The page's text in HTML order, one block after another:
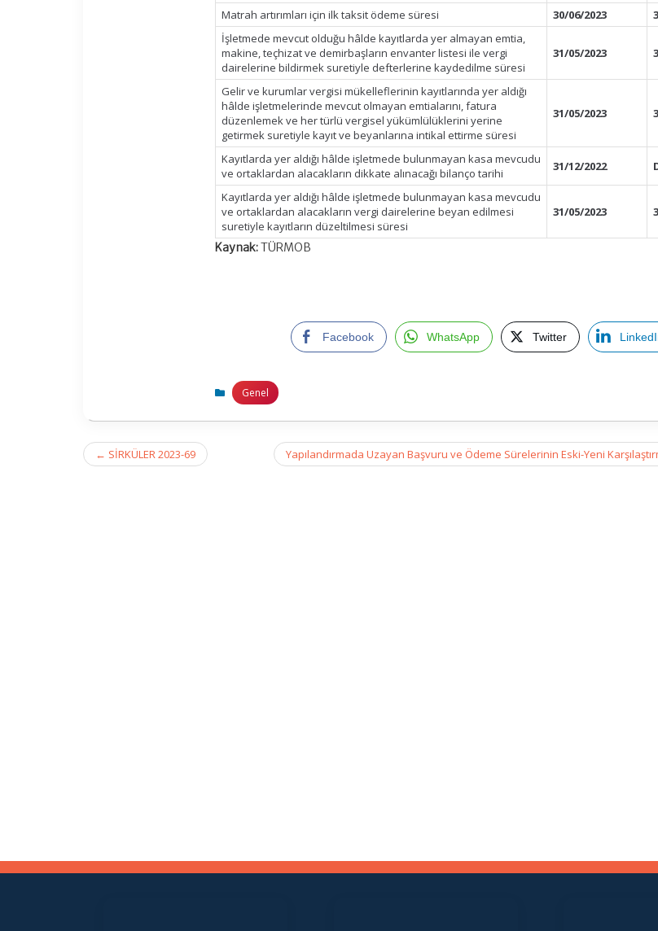
Matrah artırımları için ilk taksit ödeme süresi 30/06/2023
İşletmede mevcut olduğu hâlde kayıtlarda yer almayan emtia,
makine, teçhizat ve demirbaşların envanter listesi ile vergi
dairelerine bildirmek suretiyle defterlerine kaydedilme süresi
31/05/2023
Gelir ve kurumlar vergisi mükelleflerinin kayıtlarında yer aldığı
hâlde işletmelerinde mevcut olmayan emtialarını, fatura
düzenlemek ve her türlü vergisel yükümlülüklerini yerine
getirmek suretiyle kayıt ve beyanlarına intikal ettirme süresi
31/05/2023
Kayıtlarda yer aldığı hâlde işletmede bulunmayan kasa mevcudu
ve ortaklardan alacakların dikkate alınacağı bilanço tarihi
31/12/2022
Kayıtlarda yer aldığı hâlde işletmede bulunmayan kasa mevcudu
ve ortaklardan alacakların vergi dairelerine beyan edilmesi
suretiyle kayıtların düzeltilmesi süresi
31/05/2023
Kaynak:TÜRMOB
Facebook WhatsApp Twitter
Genel
Post
navigation
← SİRKÜLER 2023-69 Yapılandırmada Uzayan Başvuru ve Ödeme Sürelerinin Eski-Yeni